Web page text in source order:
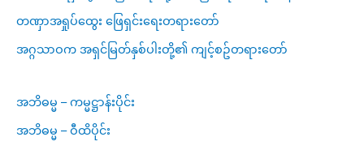
တဏှာအရှုပ်ထွေး ဖြေရှင်းရေးတရားတော်
အဂ္ဂသာဝက အရှင်မြတ်နှစ်ပါးတို့၏ ကျင့်စဥ်တရားတော်
အဘိဓမ္မ – ကမ္မဋ္ဌာန်းပိုင်း
အဘိဓမ္မ – ဝီထိပိုင်း